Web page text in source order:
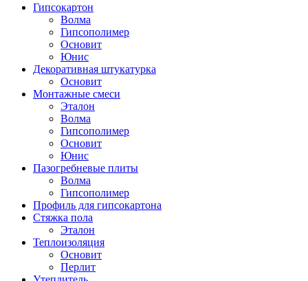
Гипсокартон
Волма
Гипсополимер
Основит
Юнис
Декоративная штукатурка
Основит
Монтажные смеси
Эталон
Волма
Гипсополимер
Основит
Юнис
Пазогребневые плиты
Волма
Гипсополимер
Профиль для гипсокартона
Стяжка пола
Эталон
Теплоизоляция
Основит
Перлит